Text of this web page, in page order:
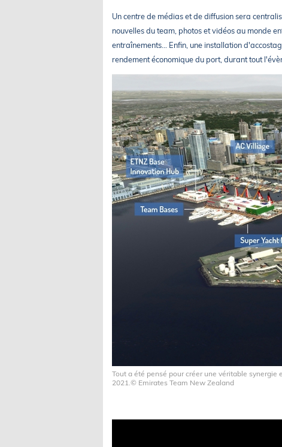
Un centre de médias et de diffusion sera
nouvelles du team, photos et vidéos au monde
entraînements... Enfin, une installation
rendement économique du port, durant tout
Tout a été pensé pour créer une véritable
2021.© Emirates Team New Zealand